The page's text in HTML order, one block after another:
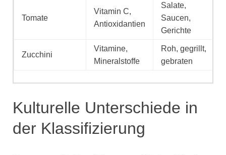
Tomate
Vitamin C,
Antioxidantien
Salate,
Saucen,
Gerichte
Zucchini
Vitamine,
Mineralstoffe
Roh, gegrillt,
gebraten
Kulturelle Unterschiede in
der Klassifizierung